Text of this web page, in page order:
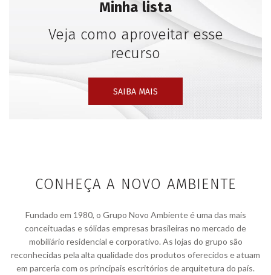
Minha lista
Veja como aproveitar esse
recurso
SAIBA MAIS
CONHEÇA A NOVO AMBIENTE
Fundado em 1980, o Grupo Novo Ambiente é uma das mais
conceituadas e sólidas empresas brasileiras no mercado de
mobiliário residencial e corporativo. As lojas do grupo são
reconhecidas pela alta qualidade dos produtos oferecidos e atuam
em parceria com os principais escritórios de arquitetura do país.